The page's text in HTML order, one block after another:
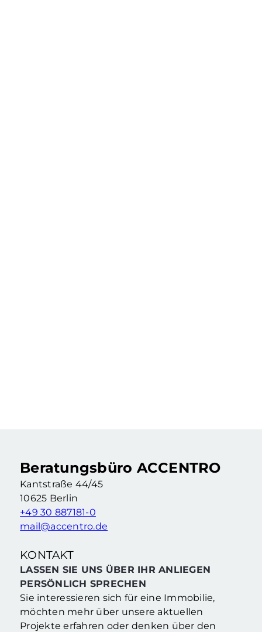
Beratungsbüro ACCENTRO
Kantstraße 44/45
10625 Berlin
+49 30 887181-0
mail@accentro.de
KONTAKT
LASSEN SIE UNS ÜBER IHR ANLIEGEN
PERSÖNLICH SPRECHEN
Sie interessieren sich für eine Immobilie,
möchten mehr über unsere aktuellen
Projekte erfahren oder denken über den